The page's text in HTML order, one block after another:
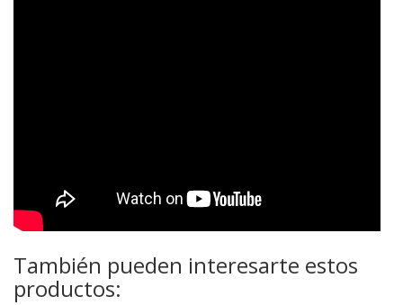
También pueden interesarte estos
productos: